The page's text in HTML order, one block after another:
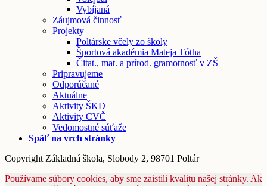
Vybíjaná
Záujmová činnosť
Projekty
Poltárske včely zo školy
Športová akadémia Mateja Tótha
Čitat., mat. a prírod. gramotnosť v ZŠ
Pripravujeme
Odporúčané
Aktuálne
Aktivity ŠKD
Aktivity CVČ
Vedomostné súťaže
Späť na vrch stránky
Copyright Základná škola, Slobody 2, 98701 Poltár
Používame súbory cookies, aby sme zaistili kvalitu našej stránky. Ak